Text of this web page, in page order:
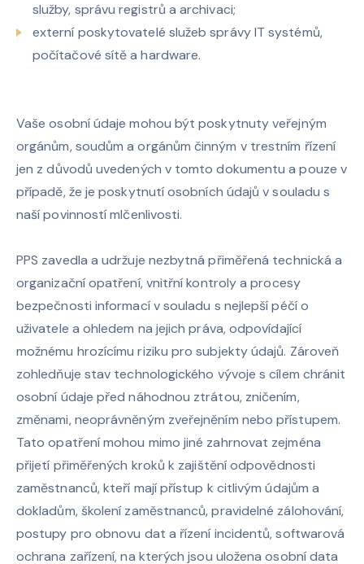
služby, správu registrů a archivaci;
externí poskytovatelé služeb správy IT systémů,
počítačové sítě a hardware.
Vaše osobní údaje mohou být poskytnuty veřejným
orgánům, soudům a orgánům činným v trestním řízení
jen z důvodů uvedených v tomto dokumentu a pouze v
případě, že je poskytnutí osobních údajů v souladu s
naší povinností mlčenlivosti.
PPS zavedla a udržuje nezbytná přiměřená technická a
organizační opatření, vnitřní kontroly a procesy
bezpečnosti informací v souladu s nejlepší péčí o
uživatele a ohledem na jejich práva, odpovídající
možnému hrozícímu riziku pro subjekty údajů. Zároveň
zohledňuje stav technologického vývoje s cílem chránit
osobní údaje před náhodnou ztrátou, zničením,
změnami, neoprávněným zveřejněním nebo přístupem.
Tato opatření mohou mimo jiné zahrnovat zejména
přijetí přiměřených kroků k zajištění odpovědnosti
zaměstnanců, kteří mají přístup k citlivým údajům a
dokladům, školení zaměstnanců, pravidelné zálohování,
postupy pro obnovu dat a řízení incidentů, softwarová
ochrana zařízení, na kterých jsou uložena osobní data